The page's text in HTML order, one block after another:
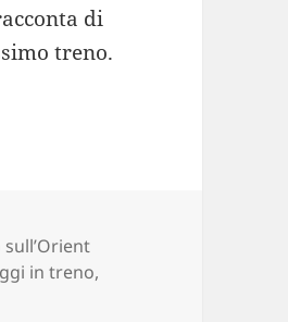
di
treno.
in treno,